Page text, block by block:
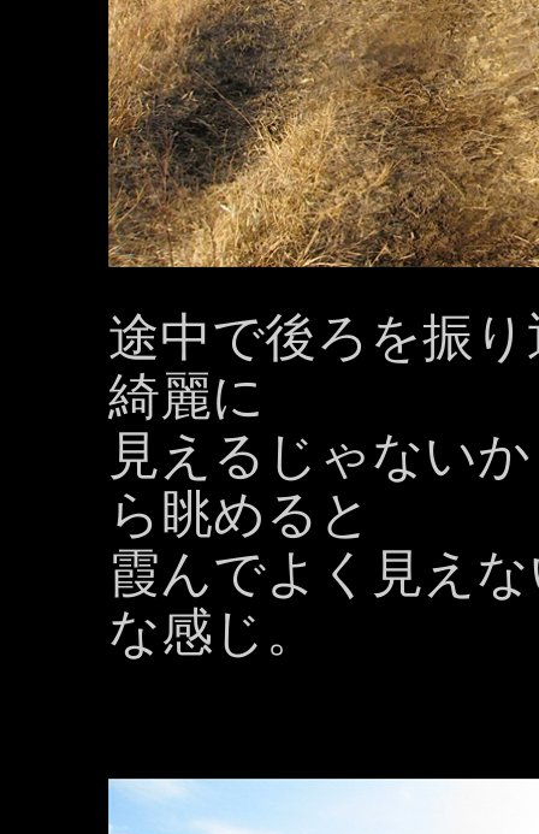
途中で後ろを振
綺麗に
見えるじゃない
ら眺めると
霞んでよく見え
な感じ。